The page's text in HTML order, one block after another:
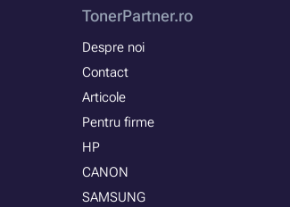
TonerPartner.ro
Despre noi
Contact
Articole
Pentru firme
HP
CANON
SAMSUNG